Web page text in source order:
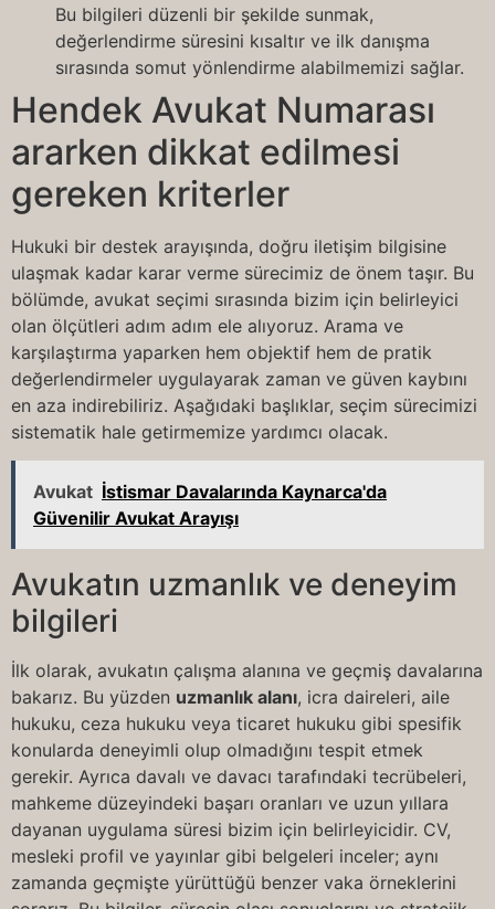
Bu bilgileri düzenli bir şekilde sunmak,
değerlendirme süresini kısaltır ve ilk danışma
sırasında somut yönlendirme alabilmemizi sağlar.
Hendek Avukat Numarası
ararken dikkat edilmesi
gereken kriterler
Hukuki bir destek arayışında, doğru iletişim bilgisine
ulaşmak kadar karar verme sürecimiz de önem taşır. Bu
bölümde, avukat seçimi sırasında bizim için belirleyici
olan ölçütleri adım adım ele alıyoruz. Arama ve
karşılaştırma yaparken hem objektif hem de pratik
değerlendirmeler uygulayarak zaman ve güven kaybını
en aza indirebiliriz. Aşağıdaki başlıklar, seçim sürecimizi
sistematik hale getirmemize yardımcı olacak.
Avukat İstismar Davalarında Kaynarca'da
Güvenilir Avukat Arayışı
Avukatın uzmanlık ve deneyim
bilgileri
İlk olarak, avukatın çalışma alanına ve geçmiş davalarına
bakarız. Bu yüzden uzmanlık alanı, icra daireleri, aile
hukuku, ceza hukuku veya ticaret hukuku gibi spesifik
konularda deneyimli olup olmadığını tespit etmek
gerekir. Ayrıca davalı ve davacı tarafındaki tecrübeleri,
mahkeme düzeyindeki başarı oranları ve uzun yıllara
dayanan uygulama süresi bizim için belirleyicidir. CV,
mesleki profil ve yayınlar gibi belgeleri inceler; aynı
zamanda geçmişte yürüttüğü benzer vaka örneklerini